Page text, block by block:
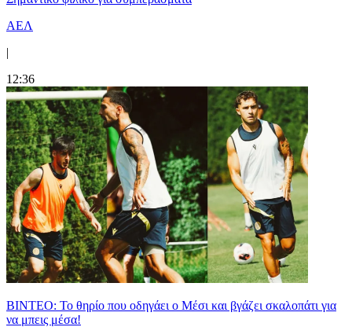
ΑΕΛ
|
12:36
ΒΙΝΤΕΟ: Το θηρίο που οδηγάει ο Μέσι και βγάζει σκαλοπάτι για
να μπεις μέσα!